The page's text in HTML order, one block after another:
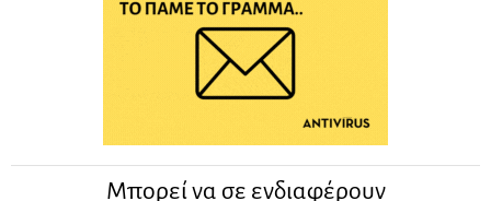
Μπορεί να σε ενδιαφέρουν